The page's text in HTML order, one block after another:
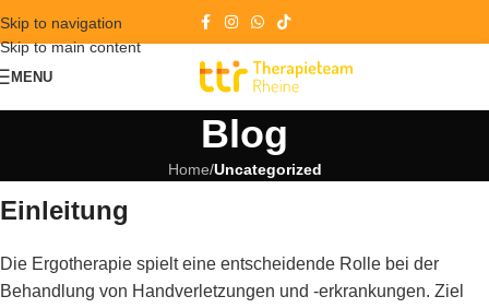
Skip to navigation
Skip to main content
MENU
Blog
Home/Uncategorized
Einleitung
Die Ergotherapie spielt eine entscheidende Rolle bei der
Behandlung von Handverletzungen und -erkrankungen. Ziel